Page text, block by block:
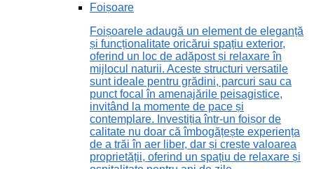
Foișoare
Foișoarele adaugă un element de eleganță
și funcționalitate oricărui spațiu exterior,
oferind un loc de adăpost și relaxare în
mijlocul naturii. Aceste structuri versatile
sunt ideale pentru grădini, parcuri sau ca
punct focal în amenajările peisagistice,
invitând la momente de pace și
contemplare. Investiția într-un foișor de
calitate nu doar că îmbogățește experiența
de a trăi în aer liber, dar și crește valoarea
proprietății, oferind un spațiu de relaxare și